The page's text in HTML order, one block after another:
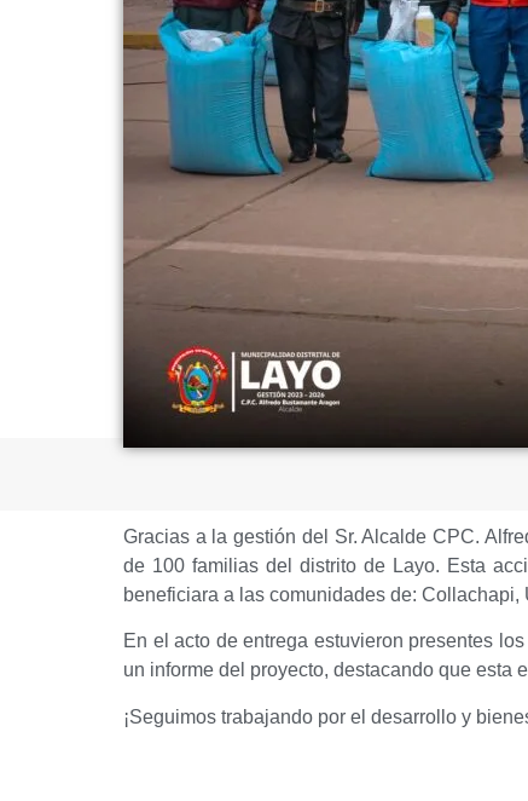
Gracias a la gestión del Sr. Alcalde CPC.
de 100 familias del distrito de Layo. Esta
beneficiara a las comunidades de:
En el acto de entrega estuvieron presentes
un informe del proyecto, destacando que esta
¡Seguimos trabajando por el desarrollo y